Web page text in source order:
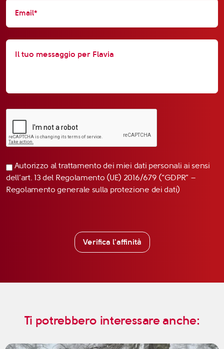
Autorizzo al trattamento dei miei dati personali ai sensi
dell’art. 13 del Regolamento (UE) 2016/679 (“GDPR” –
Regolamento generale sulla protezione dei dati)
Verifica l'affinità
Ti potrebbero interessare anche: